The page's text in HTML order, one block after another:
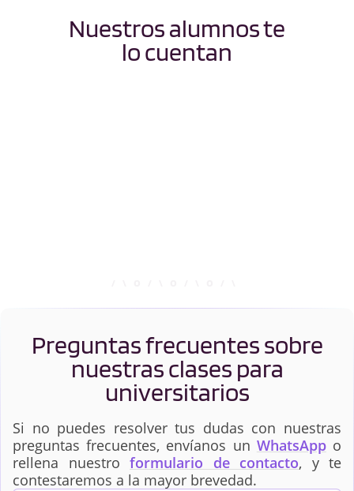
Nuestros alumnos te
lo cuentan
Preguntas frecuentes sobre
nuestras clases para
universitarios
Si no puedes resolver tus dudas con nuestras
preguntas frecuentes, envíanos un WhatsAppo
rellena nuestro formulario de contacto, y te
contestaremos a la mayor brevedad.